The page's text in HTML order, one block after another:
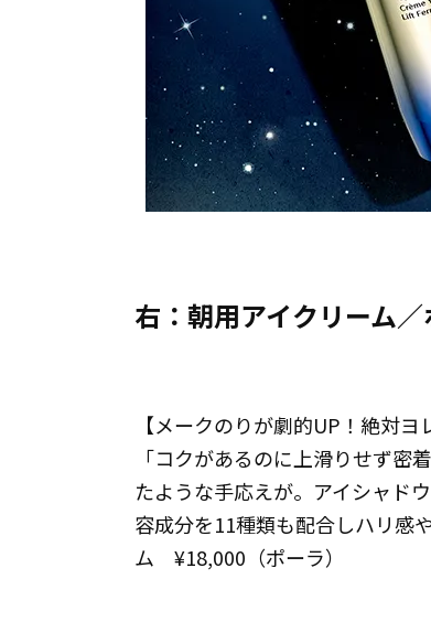
右：朝用アイクリーム
【メークのりが劇的UP！絶対ヨ
「コクがあるのに上滑りせず密
たような手応えが。アイシャド
容成分を11種類も配合しハリ感
ム ¥18,000（ポーラ）